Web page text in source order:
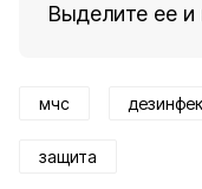
Выделите ее
мчс
защита